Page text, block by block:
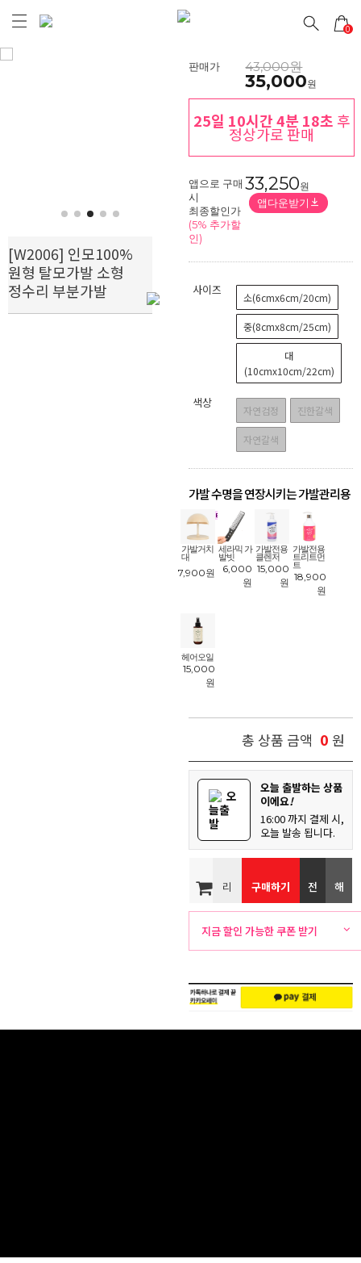
0
Next
[W2006] 인모100%
원형 탈모가발 소형
정수리 부분가발
판매가 43,000원
35,000원
25일 10시간 4분 18초 후
정상가로 판매
앱으로 구매
시
최종할인가
(5% 추가할
인)
33,250원
앱다운받기
사이즈
소(6cmx6cm/20cm)
중(8cmx8cm/25cm)
대
(10cmx10cm/22cm)
색상
자연검정 진한갈색
자연갈색
가발 수명을 연장시키는 가발관리용
품!
가발거치
대
7,900원
세라믹 가
발빗
6,000
원
가발전용
클렌저
15,000
원
가발전용
트리트먼
트
18,900
원
헤어오일
15,000
원
총 상품 금액 0 원
오
늘출
발
오늘 출발하는 상품
이에요!
16:00 까지 결제 시,
오늘 발송 됩니다.
리
뷰
구매하기 전
화
문
해
외
송
지금 할인 가능한 쿠폰 받기